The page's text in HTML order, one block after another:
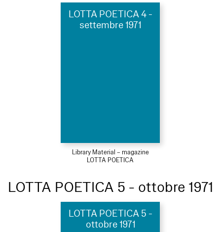
LOTTA POETICA 4 -
settembre 1971
Library Material – magazine
LOTTA POETICA
LOTTA POETICA 5 - ottobre 1971
LOTTA POETICA 5 -
ottobre 1971